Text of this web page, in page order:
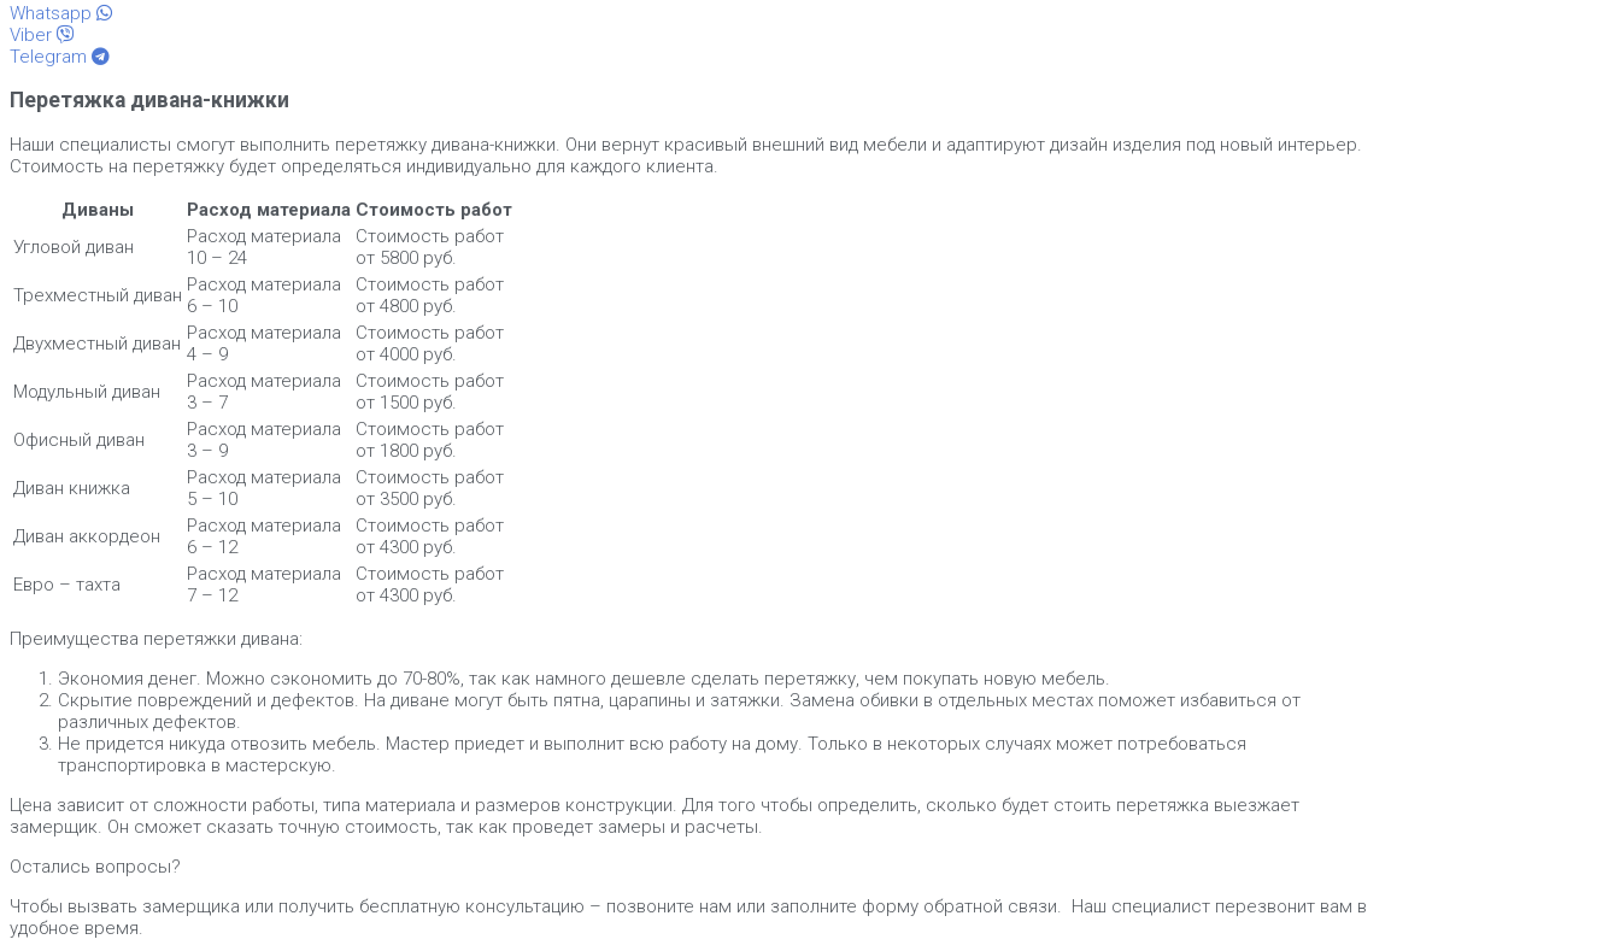
Whatsapp
Viber
Telegram
Перетяжка дивана-книжки
Наши специалисты смогут выполнить перетяжку дивана-книжки. Они вернут красивый внешний вид мебели и адаптируют дизайн изделия под новый интерьер.
Стоимость на перетяжку будет определяться индивидуально для каждого клиента.
Диваны
Расход материала Стоимость работ
Угловой диван
Расход материала
10 – 24
Стоимость работ
от 5800 руб.
Трехместный диван Расход материала
6 – 10
Стоимость работ
от 4800 руб.
Двухместный диван Расход материала
4 – 9
Стоимость работ
от 4000 руб.
Модульный диван
Расход материала
3 – 7
Стоимость работ
от 1500 руб.
Офисный диван
Расход материала
3 – 9
Стоимость работ
от 1800 руб.
Диван книжка
Расход материала
5 – 10
Стоимость работ
от 3500 руб.
Диван аккордеон
Расход материала
6 – 12
Стоимость работ
от 4300 руб.
Евро – тахта
Расход материала
7 – 12
Стоимость работ
от 4300 руб.
Преимущества перетяжки дивана:
Экономия денег. Можно сэкономить до 70-80%, так как намного дешевле сделать перетяжку, чем покупать новую мебель.
Скрытие повреждений и дефектов. На диване могут быть пятна, царапины и затяжки. Замена обивки в отдельных местах поможет избавиться от
различных дефектов.
Не придется никуда отвозить мебель. Мастер приедет и выполнит всю работу на дому. Только в некоторых случаях может потребоваться
транспортировка в мастерскую.
Цена зависит от сложности работы, типа материала и размеров конструкции. Для того чтобы определить, сколько будет стоить перетяжка выезжает
замерщик. Он сможет сказать точную стоимость, так как проведет замеры и расчеты.
Остались вопросы?
Чтобы вызвать замерщика или получить бесплатную консультацию – позвоните нам или заполните форму обратной связи. Наш специалист перезвонит вам в
удобное время.